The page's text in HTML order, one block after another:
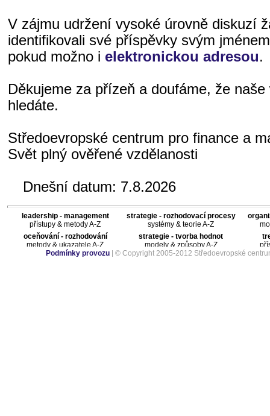
V zájmu udržení vysoké úrovně diskuzí
identifikovali své příspěvky svým
pokud možno i elektronickou adresou.
Děkujeme za přízeň a doufáme, že
hledáte.
Středoevropské centrum pro finance a
Svět plný ověřené vzdělanosti
Dnešní datum: 7.8.2026
leadership - management strategie - rozhodovací procesy
přístupy & metody A-Z
systémy & teorie A-Z
oceňování - rozhodování
strategie - tvorba hodnot
metody & ukazatele A-Z
modely & způsoby A-Z
Podmínky provozu| © Copyright 2005-2012 Středoevropské